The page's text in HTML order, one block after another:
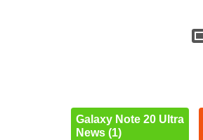
Galaxy Note 20 Ultra
News (1)